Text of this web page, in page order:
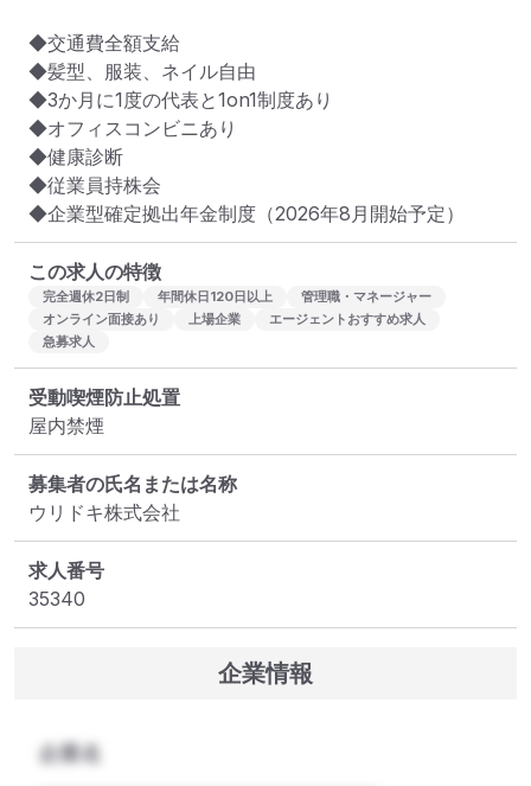
◆交通費全額支給
◆髪型、服装、ネイル自由
◆3か月に1度の代表と1on1制度あり
◆オフィスコンビニあり
◆健康診断
◆従業員持株会
◆企業型確定拠出年金制度（2026年8月開始予定）
この求人の特徴
完全週休2日制 年間休日120日以上
管理職・マネージャー
オンライン面接あり
上場企業
エージェントおすすめ求人
急募求人
受動喫煙防止処置
屋内禁煙
募集者の氏名または名称
ウリドキ株式会社
求人番号
35340
企業情報
企業名